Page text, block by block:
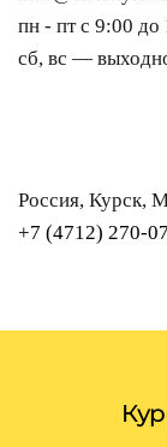
пн - пт с 9:00 до
сб, вс —
Россия, Курск,
+7 (4712) 270-